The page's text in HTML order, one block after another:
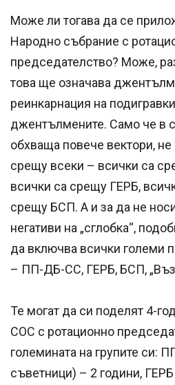
Може ли тогава да се
Народно събрание с
председателство? Може,
това ще означава
реинкарнация на
джентълмените. Само че в
обхваща повече вектори,
срещу всеки – всички са
всички са срещу ГЕРБ,
срещу БСП. А и за да не
негативи на „сглобка“,
да включва всички големи
– ПП-ДБ-СС, ГЕРБ, БСП,
Те могат да си поделят 4-
СОС с ротационно
големината на групите си:
съветници) – 2 години,